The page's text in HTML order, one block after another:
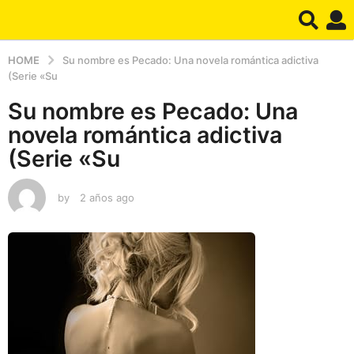
HOME
Su nombre es Pecado: Una novela romántica adictiva
(Serie «Su
Su nombre es Pecado: Una
novela romántica adictiva
(Serie «Su
by 2 años ago
o
s
a
g
o